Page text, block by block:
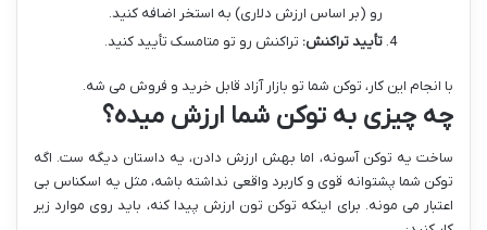
رو (بر اساس ارزش دلاری) به استخر اضافه کنید.
تأیید تراکنش: تراکنش رو تو متامسک تأیید کنید.
با انجام این کار، توکن شما تو بازار آزاد قابل خرید و فروش می شه.
چه چیزی به توکن شما ارزش میده؟
ساخت یه توکن آسونه، اما بهش ارزش دادن، یه داستان دیگه ست. اگه
توکن شما پشتوانه قوی و کاربرد واقعی نداشته باشه، مثل یه اسکناس بی
اعتبار می مونه. برای اینکه توکن تون ارزش پیدا کنه، باید روی موارد زیر